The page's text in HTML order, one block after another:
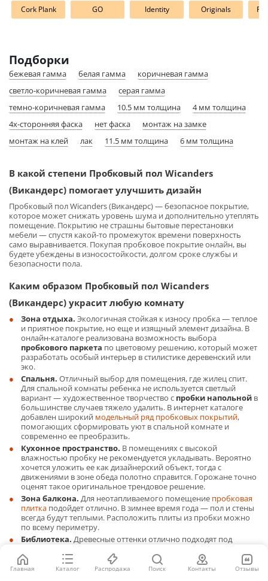
Cork Plank GO Identity Originals
Подборки
бежевая гамма белая гамма
коричневая гамма
светло-коричневая гамма
серая гамма
темно-коричневая гамма
10.5 мм толщина
4 мм толщина
4х-сторонняя фаска
нет фаска
монтаж на замке
монтаж на клей
лак 11.5 мм толщина 6 мм толщина
В какой степени Пробковый пол Wicanders
(Викандерс) помогает улучшить дизайн
Пробковый пол Wicanders (Викандерс) — безопасное покрытие,
которое может снижать уровень шума и дополнительно утеплять
помещение. Покрытию не страшны бытовые перестановки
мебели — спустя какой-то промежуток времени поверхность
само выравнивается. Покупая пробковое покрытие онлайн, вы
будете убеждены в износостойкости, долгом сроке службы и
безопасности пола.
Каким образом Пробковый пол Wicanders
(Викандерс) украсит любую комнату
Зона отдыха. Экологичная стойкая к износу пробка — теплое
и приятное покрытие, но еще и изящный элемент дизайна. В
онлайн-каталоге реализована возможность выбора
пробкового паркета по цветовому решению, который может
разработать особый интерьер в стилистике деревенский или
эко.
Спальня. Отличный выбор для помещения, где жилец спит.
Для спальной комнаты ребенка не используется светлый
вариант — художественное творчество с пробки напольной в
большинстве случаев тяжело удалить. В интернет каталоге
добавлен широкий модельный ряд пробковых покрытий,
помогающих сформировать уют в спальной комнате и
современно ее преобразить.
Кухонное пространство. В помещениях с высокой
влажностью пробку не рекомендуется укладывать. Вероятно
хочется уложить ее как дизайнерский объект, тогда с
движениями в зоне обеда полотно справится. Горожане точно
оценят такое оригинальное трендовое решение.
Зона балкона. Для неотапливаемого помещение пробковая
плитка подойдет отлично. В зимнее время года — пол и стены
всегда будут теплыми. Расположить плиты из пробки можно
по всему периметру.
Библиотека. Древесные оттенки отлично подходят под
компьютером — подобные атрибуты рассчитаны на
экологичность в дизайне. А что может быть более
Главная Каталог Распродажа Поиск Контакты Отзывы